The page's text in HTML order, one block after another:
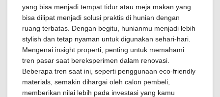
yang bisa menjadi tempat tidur atau meja makan yang
bisa dilipat menjadi solusi praktis di hunian dengan
ruang terbatas. Dengan begitu, hunianmu menjadi lebih
stylish dan tetap nyaman untuk digunakan sehari-hari.
Mengenai insight properti, penting untuk memahami
tren pasar saat bereksperimen dalam renovasi.
Beberapa tren saat ini, seperti penggunaan eco-friendly
materials, semakin dihargai oleh calon pembeli,
memberikan nilai lebih pada investasi yang kamu